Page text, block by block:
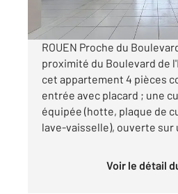
par mois charges comprises
ROUEN Proche du
proximité du Boulevard de
cet appartement 4 pièces
entrée avec placard ; une
équipée (hotte, plaque de
lave-vaisselle), ouverte sur
Voir le détail